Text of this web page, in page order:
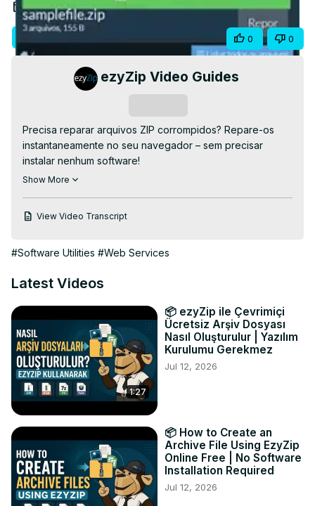
Video
Jan 12, 2026
0 0
ezyZip Video Guides
Precisa reparar arquivos ZIP corrompidos? Repare-os
instantaneamente no seu navegador – sem precisar
instalar nenhum software!
Ferramenta de Reparo de Arquivos ZIP:
"Selecione o arquivo ZIP"
danificado
"Salve" → Baixe o ZIP reparado
#CorreçãoDeArquivos #ReparoDeArquivosArquivados
#DicasDeTecnologia #TutoriaisCurtos
TWITTER: https://twitter.com/ezyZip
FACEBOOK:
https://www.facebook.com/ezyzip/
LINKEDIN: https://www.linkedin.com/showcase/ezyzip/
PINTEREST: https://www.pinterest.com.au/ezyzip
Show More
View Video Transcript
#Software Utilities #Web Services
Latest Videos
1:27
📦 ezyZip ile Çevrimiçi
Ücretsiz Arşiv Dosyası
Nasıl Oluşturulur | Yazılım
Kurulumu Gerekmez
Jul 12, 2026
📦 How to Create an
Archive File Using EzyZip
Online Free | No Software
Installation Required
Jul 12, 2026